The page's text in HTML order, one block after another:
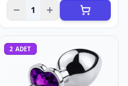
1
2 ADET